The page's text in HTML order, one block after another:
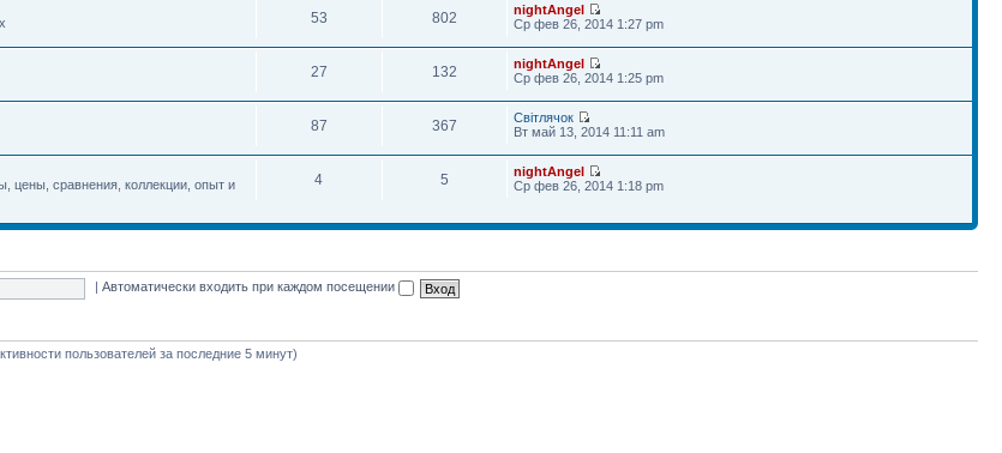
53 802
nightAngel
Ср фев 26, 2014 1:27 pm
27 132
nightAngel
Ср фев 26, 2014 1:25 pm
87 367
Світлячок
Вт май 13, 2014 11:11 am
цены, сравнения, коллекции, опыт и
4 5
nightAngel
Ср фев 26, 2014 1:18 pm
|Автоматически входить при каждом посещении
пользователей за последние 5 минут)